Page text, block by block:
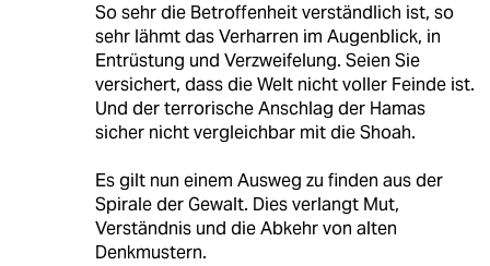
So sehr die Betroffenheit verständlich ist, so
sehr lähmt das Verharren im Augenblick, in
Entrüstung und Verzweifelung. Seien Sie
versichert, dass die Welt nicht voller Feinde ist.
Und der terrorische Anschlag der Hamas
sicher nicht vergleichbar mit die Shoah.
Es gilt nun einem Ausweg zu finden aus der
Spirale der Gewalt. Dies verlangt Mut,
Verständnis und die Abkehr von alten
Denkmustern.